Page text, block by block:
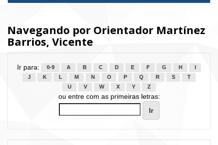
Navegando por Orientador Martínez
Barrios, Vicente
Ir para: 0-9 A B C D E F G H
J
K L M N O P Q R S
T
U
V W X Y Z
ou entre com as primeiras letras: